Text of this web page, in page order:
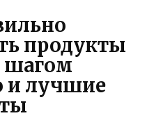
продукты
шагом
и лучшие